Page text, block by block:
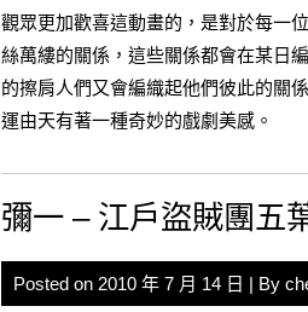
觀眾更加歡喜這動畫的，是對於每一
絲萬縷的關係，這些關係都會在某日
的擦肩人們又會編織起他們彼此的關
運由天有著一種奇妙的戲劇美感。
彌一 – 江戶盜賊團五
Posted on 2010 年 7 月 14 日 | By